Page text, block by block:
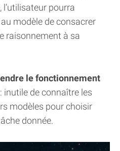
pourra
modèle de consacrer
raisonnement à sa
le fonctionnement
: inutile de connaître les
modèles pour choisir
donnée.